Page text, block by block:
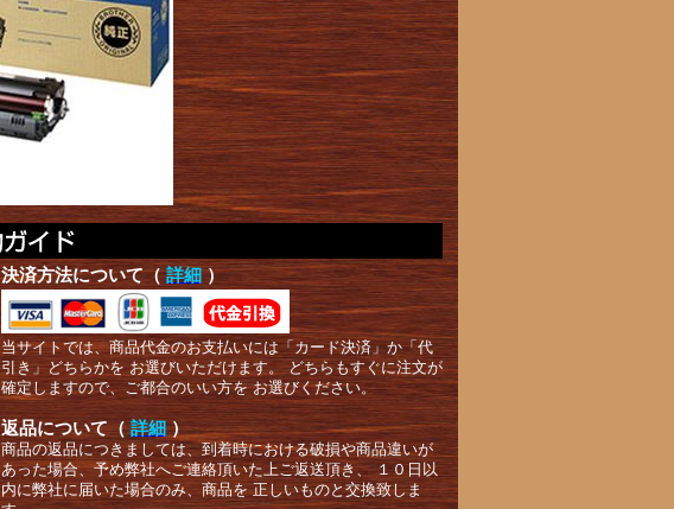
決済方法について（ 詳細 ）
当サイトでは、商品代金のお支払いには「カード決済」か「代
引き」どちらかを お選びいただけます。 どちらもすぐに注文が
確定しますので、ご都合のいい方を お選びください。
返品について（ 詳細 ）
商品の返品につきましては、到着時における破損や商品違いが
あった場合、予め弊社へご連絡頂いた上ご返送頂き、 １０日以
内に弊社に届いた場合のみ、商品を 正しいものと交換致しま